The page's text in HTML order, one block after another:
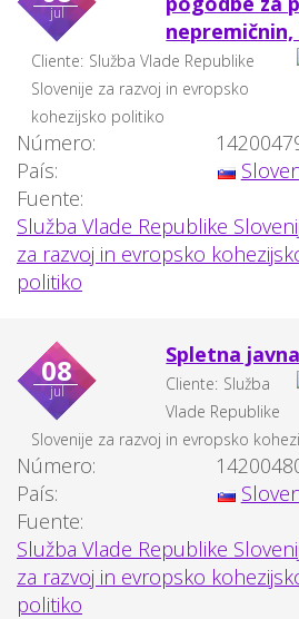
jul
nepremičnin,
Cliente: Služba Vlade Republike
Slovenije za razvoj in evropsko
kohezijsko politiko
Número:
País:
Fuente:
Služba Vlade Republike
za razvoj in evropsko
politiko
08
jul
Spletna
Cliente: Služba
Vlade Republike
Slovenije za razvoj in evropsko
Número:
País:
Fuente:
Služba Vlade Republike
za razvoj in evropsko
politiko